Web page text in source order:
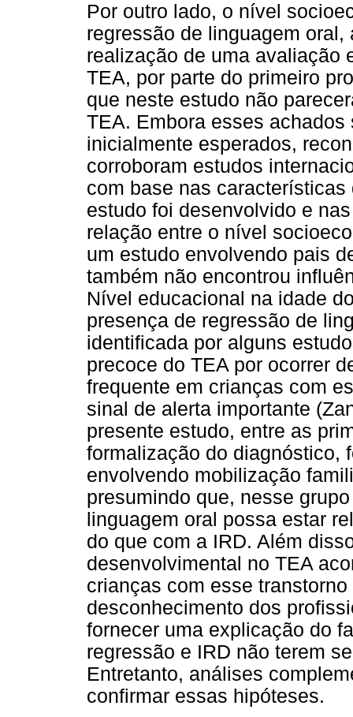
Por outro lado, o nível
regressão de linguagem
realização de uma avaliação
TEA, por parte do primeiro
que neste estudo não
TEA. Embora esses
inicialmente esperados,
corroboram estudos
com base nas
estudo foi desenvolvido e
relação entre o nível
um estudo envolvendo pais
também não encontrou
Nível educacional na idade
presença de regressão de
identificada por alguns
precoce do TEA por ocorrer
frequente em crianças com
sinal de alerta importante
presente estudo, entre as
formalização do diagnóstico,
envolvendo mobilização
presumindo que, nesse
linguagem oral possa estar
do que com a IRD. Além
desenvolvimental no TEA
crianças com esse
desconhecimento dos
fornecer uma explicação do
regressão e IRD não terem
Entretanto, análises
confirmar essas hipóteses.